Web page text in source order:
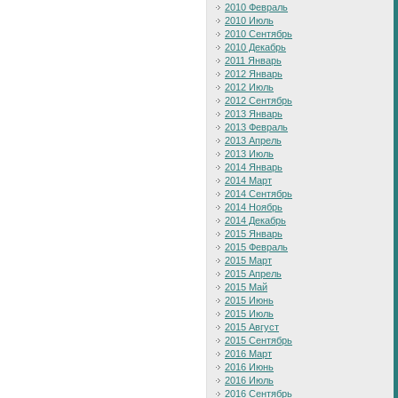
2010 Февраль
2010 Июль
2010 Сентябрь
2010 Декабрь
2011 Январь
2012 Январь
2012 Июль
2012 Сентябрь
2013 Январь
2013 Февраль
2013 Апрель
2013 Июль
2014 Январь
2014 Март
2014 Сентябрь
2014 Ноябрь
2014 Декабрь
2015 Январь
2015 Февраль
2015 Март
2015 Апрель
2015 Май
2015 Июнь
2015 Июль
2015 Август
2015 Сентябрь
2016 Март
2016 Июнь
2016 Июль
2016 Сентябрь